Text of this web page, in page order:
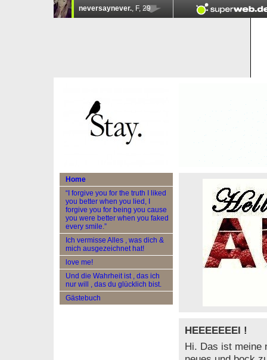
Home
“I forgive you for the truth I liked
you better when you lied, I
forgive you for being you cause
you were better when you faked
every smile.”
Ich vermisse Alles , was dich &
mich ausgezeichnet hat!
love me!
Und die Wahrheit ist , das ich
nur will , das du glücklich bist.
Gästebuch
HEEEEEEEI !
Hi. Das ist meine